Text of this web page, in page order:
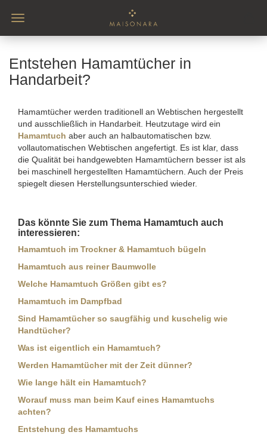
Entstehen Hamamtücher in
Handarbeit?
Hamamtücher werden traditionell an Webtischen hergestellt
und ausschließlich in Handarbeit. Heutzutage wird ein
Hamamtuch aber auch an halbautomatischen bzw.
vollautomatischen Webtischen angefertigt. Es ist klar, dass
die Qualität bei handgewebten Hamamtüchern besser ist als
bei maschinell hergestellten Hamamtüchern. Auch der Preis
spiegelt diesen Herstellungsunterschied wieder.
Das könnte Sie zum Thema Hamamtuch auch
interessieren:
Hamamtuch im Trockner & Hamamtuch bügeln
Hamamtuch aus reiner Baumwolle
Welche Hamamtuch Größen gibt es?
Hamamtuch im Dampfbad
Sind Hamamtücher so saugfähig und kuschelig wie
Handtücher?
Was ist eigentlich ein Hamamtuch?
Werden Hamamtücher mit der Zeit dünner?
Wie lange hält ein Hamamtuch?
Worauf muss man beim Kauf eines Hamamtuchs
achten?
Entstehung des Hamamtuchs